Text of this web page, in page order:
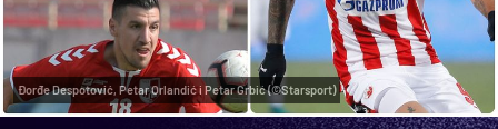
Đorđe Despotović, Petar Orlandić i Petar Grbić (©Starsport)